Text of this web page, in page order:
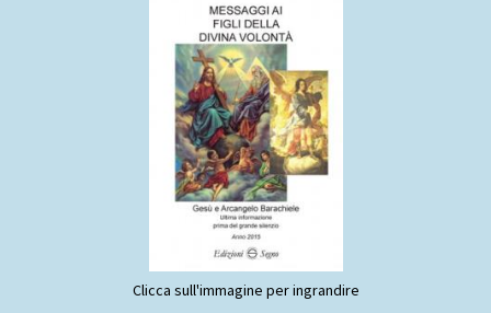
Clicca sull'immagine per ingrandire